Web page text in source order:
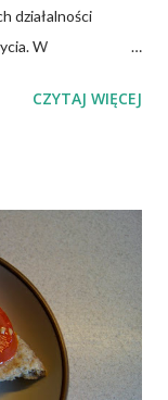
działalności
W
aktualnych
produktów
(osoby, które
do diety
mleko, przetwory
od ich diety,
którym wycięto
CZYTAJ WIĘCEJ